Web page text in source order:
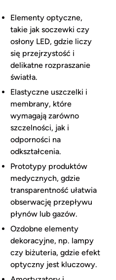
Elementy optyczne,
takie jak soczewki czy
osłony LED, gdzie liczy
się przejrzystość i
delikatne rozpraszanie
światła.
Elastyczne uszczelki i
membrany, które
wymagają zarówno
szczelności, jak i
odporności na
odkształcenia.
Prototypy produktów
medycznych, gdzie
transparentność ułatwia
obserwację przepływu
płynów lub gazów.
Ozdobne elementy
dekoracyjne, np. lampy
czy biżuteria, gdzie efekt
optyczny jest kluczowy.